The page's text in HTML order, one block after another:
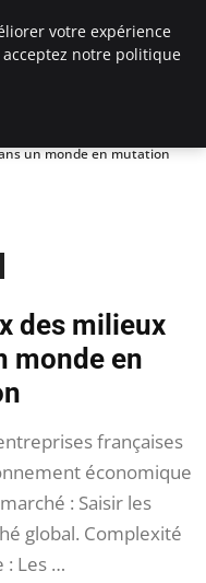
un monde en mutation
des milieux
monde en
françaises
économique
: Saisir les
global. Complexité
: Les …
votre expérience
notre politique